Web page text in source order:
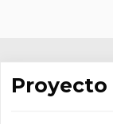
Proyecto